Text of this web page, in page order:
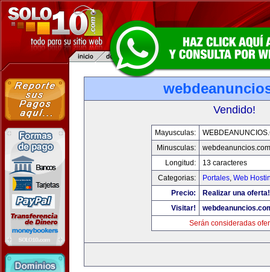
Vendido!
Mayusculas:
Minusculas:
webdeanuncios.com
Longitud:
13 caracteres
Categorias:
Portales, Web
Precio:
Realizar una oferta!
Visitar!
Serán consideradas